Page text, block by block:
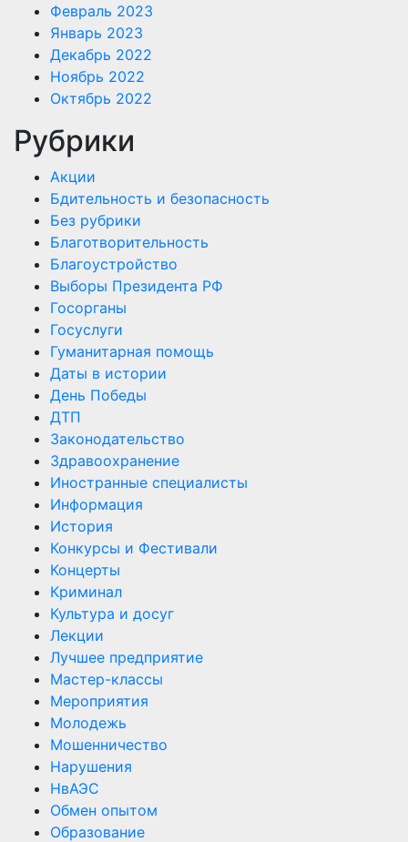
Февраль 2023
Январь 2023
Декабрь 2022
Ноябрь 2022
Октябрь 2022
Рубрики
Акции
Бдительность и безопасность
Без рубрики
Благотворительность
Благоустройство
Выборы Президента РФ
Госорганы
Госуслуги
Гуманитарная помощь
Даты в истории
День Победы
ДТП
Законодательство
Здравоохранение
Иностранные специалисты
Информация
История
Конкурсы и Фестивали
Концерты
Криминал
Культура и досуг
Лекции
Лучшее предприятие
Мастер-классы
Мероприятия
Молодежь
Мошенничество
Нарушения
НвАЭС
Обмен опытом
Образование